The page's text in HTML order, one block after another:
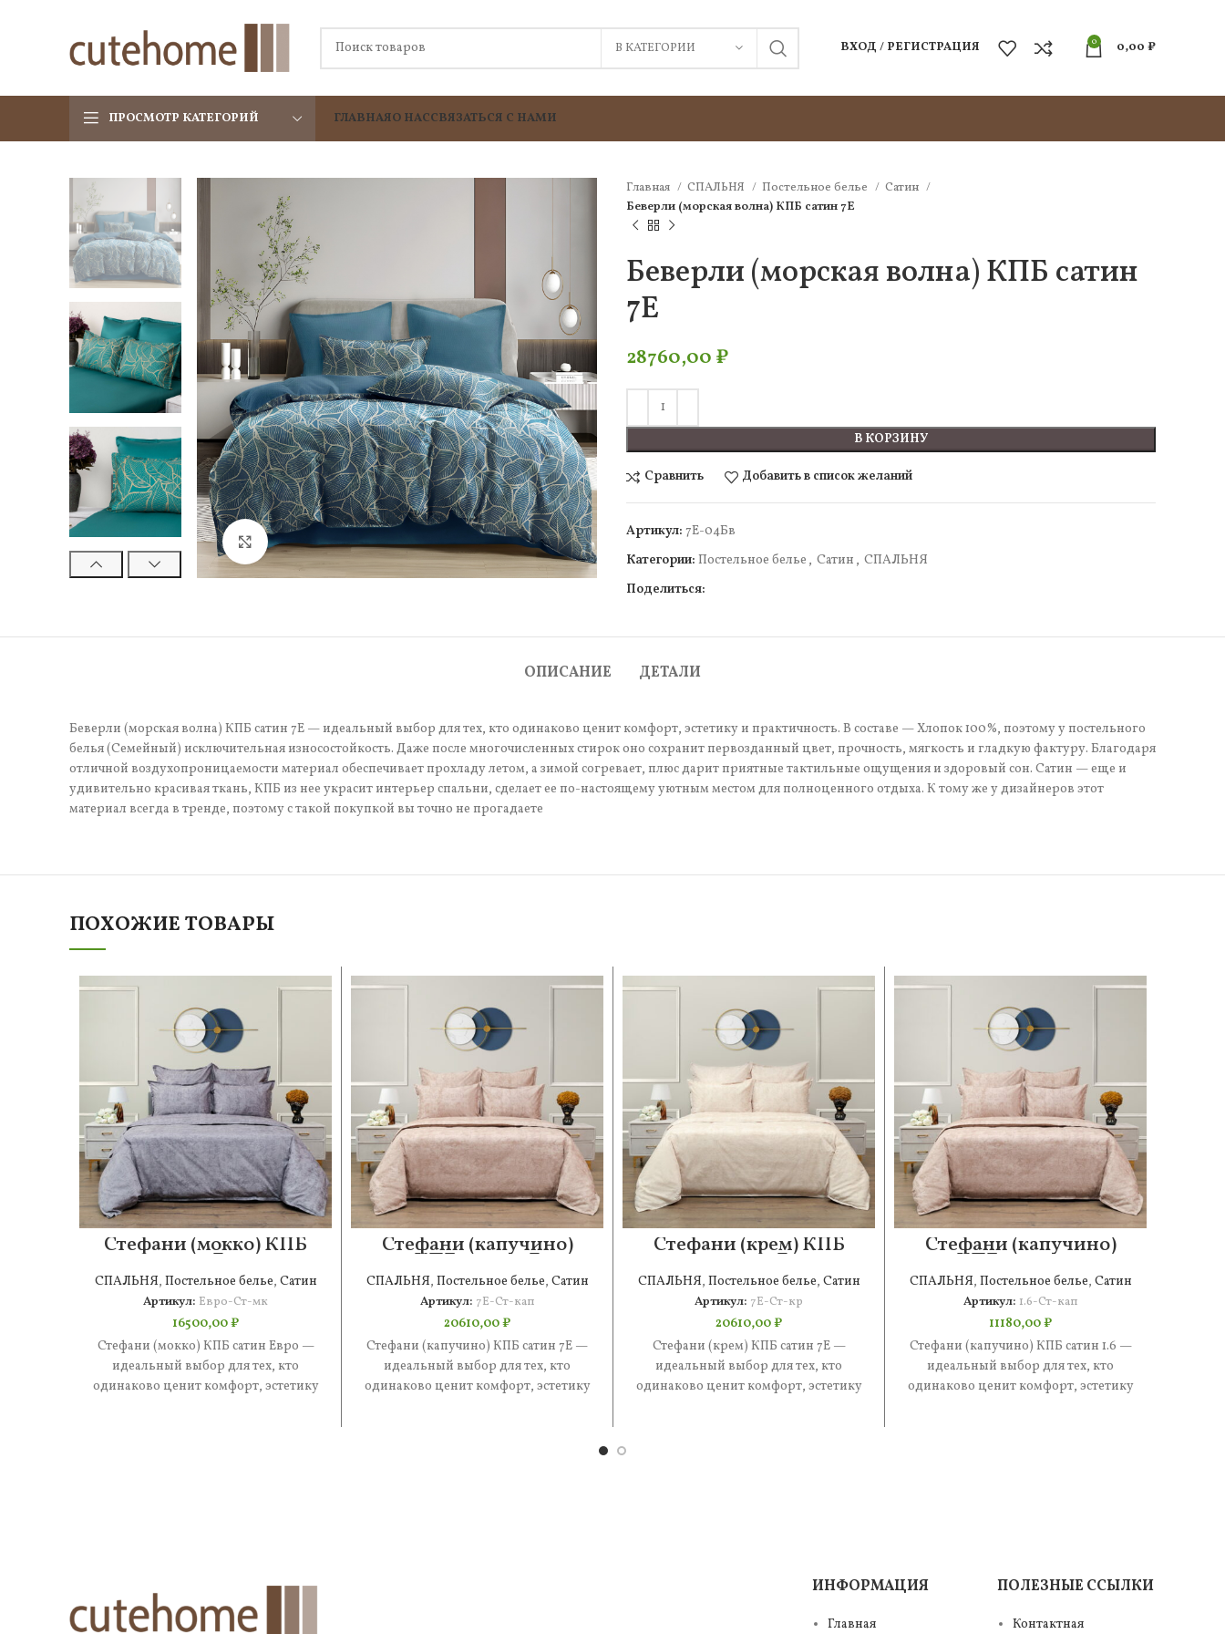
В КАТЕГОРИИ ВХОД / РЕГИСТРАЦИЯ 0 0,00 ₽
ПРОСМОТР КАТЕГОРИЙ ГЛАВНАЯО НАССВЯЗАТЬСЯ С НАМИ
Нажмите, чтобы увеличить
Главная СПАЛЬНЯ Постельное белье
Сатин
Беверли (морская волна) КПБ сатин 7Е
Беверли (морская волна) КПБ сатин
7Е
28760,00₽
В КОРЗИНУ
Сравнить Добавить в список желаний
Артикул: 7Е-04Бв
Категории: Постельное белье , Сатин , СПАЛЬНЯ
Поделиться:
ОПИСАНИЕ ДЕТАЛИ
Беверли (морская волна) КПБ сатин 7Е — идеальный выбор для тех, кто одинаково ценит комфорт, эстетику и практичность. В составе — Хлопок 100%, поэтому у постельного
белья (Семейный) исключительная износостойкость. Даже после многочисленных стирок оно сохранит первозданный цвет, прочность, мягкость и гладкую фактуру. Благодаря
отличной воздухопроницаемости материал обеспечивает прохладу летом, а зимой согревает, плюс дарит приятные тактильные ощущения и здоровый сон. Сатин — еще и
удивительно красивая ткань, КПБ из нее украсит интерьер спальни, сделает ее по-настоящему уютным местом для полноценного отдыха. К тому же у дизайнеров этот
материал всегда в тренде, поэтому с такой покупкой вы точно не прогадаете
ПОХОЖИЕ ТОВАРЫ
Стефани (мокко) КПБ
сатин Евро
СПАЛЬНЯ, Постельное белье, Сатин
Артикул: Евро-Ст-мк
16500,00₽
Стефани (мокко) КПБ сатин Евро —
идеальный выбор для тех, кто
одинаково ценит комфорт, эстетику
Стефани (капучино)
КПБ сатин 7Е
СПАЛЬНЯ, Постельное белье, Сатин
Артикул: 7Е-Ст-кап
20610,00₽
Стефани (капучино) КПБ сатин 7Е —
идеальный выбор для тех, кто
одинаково ценит комфорт, эстетику
Стефани (крем) КПБ
сатин 7Е
СПАЛЬНЯ, Постельное белье, Сатин
Артикул: 7Е-Ст-кр
20610,00₽
Стефани (крем) КПБ сатин 7Е —
идеальный выбор для тех, кто
одинаково ценит комфорт, эстетику
Стефани (капучино)
КПБ сатин 1.6
СПАЛЬНЯ, Постельное белье, Сатин
Артикул: 1.6-Ст-кап
11180,00₽
Стефани (капучино) КПБ сатин 1.6 —
идеальный выбор для тех, кто
одинаково ценит комфорт, эстетику
ИНФОРМАЦИЯ
Главная
ПОЛЕЗНЫЕ ССЫЛКИ
Контактная